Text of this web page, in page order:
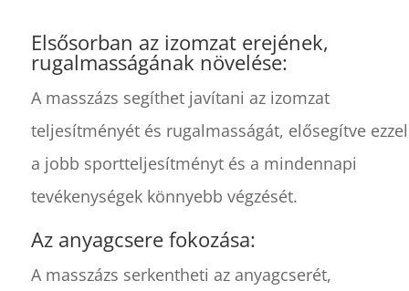
Elsősorban az izomzat erejének,
rugalmasságának növelése:
A masszázs segíthet javítani az izomzat
teljesítményét és rugalmasságát, elősegítve ezzel
a jobb sportteljesítményt és a mindennapi
tevékenységek könnyebb végzését.
Az anyagcsere fokozása:
A masszázs serkentheti az anyagcserét,